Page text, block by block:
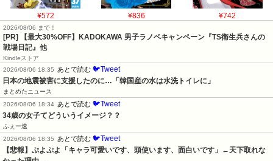
¥572 ¥836 ¥742
2026/08/06 まで！
[PR] 【最大30%OFF】KADOKAWA 男子ラノベキャンペーン『TS衛生兵さんの
戦場日記』他
Kindleストア
2026/08/06 18:35 あとで読む 🐦Tweet
日本の地震被害に支援したのに…「韓国産の水は水洗トイレに」
まとめたニュース
2026/08/06 18:34 あとで読む 🐦Tweet
34歳の女子てどういうイメージ？？
ふぇー速
2026/08/06 18:35 あとで読む 🐦Tweet
【悲報】ぷよぷよ「キャラ可愛いです、頭使います、面白いです」←天下取れな